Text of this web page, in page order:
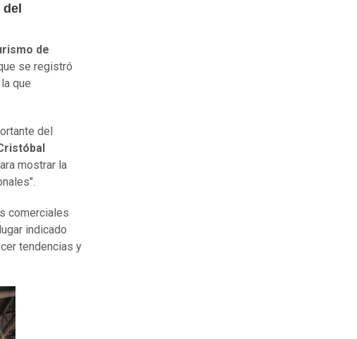
del
de
se registró
que
del
mostrar la
comerciales
indicado
tendencias y